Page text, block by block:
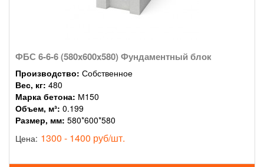
ФБС 6-6-6 (580x600x580) Фундаментный блок
Производство: Собственное
Вес, кг: 480
Марка бетона: М150
Объем, м³: 0.199
Размер, мм: 580*600*580
Цена: 1300 - 1400 руб/шт.